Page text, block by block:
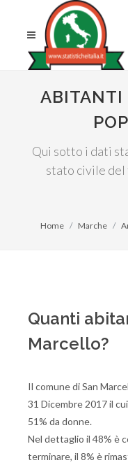
ABITANTI
Qui sotto i dati
stato civile del
Home Marche
Quanti
Marcello?
Il comune di San
31 Dicembre 2017 il
51% da donne.
Nel dettaglio il 48% è
terminare, il 8% è